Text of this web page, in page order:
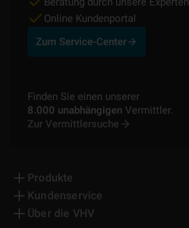
Online Kundenportal
Zum Service-Center
Finden Sie einen unserer
8.000 unabhängigen Vermittler.
Zur Vermittlersuche
Produkte
Kundenservice
Über die VHV